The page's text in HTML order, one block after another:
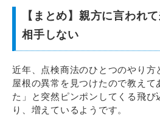
【まとめ】親方に言われ
相手しない
近年、点検商法のひとつのやり方
屋根の異常を見つけたので教えて
た」と突然ピンポンしてくる飛び
り、増えているようです。